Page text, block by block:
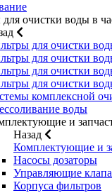
очистки воды в
для очистки
для очистки
для очистки
для очистки
комплексной
воды
и
Назад
Комплектующие и
Насосы дозаторы
Управляющие
Корпуса фильтров